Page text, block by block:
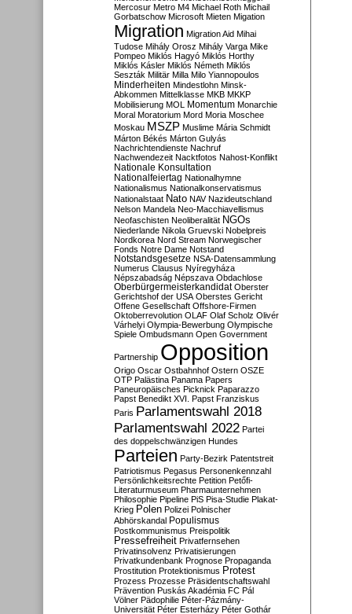
Mercosur Metro M4 Michael Roth Michail
Gorbatschow Microsoft Mieten Migation
Migration Migration Aid Mihai
Tudose Mihály Orosz Mihály Varga Mike
Pompeo Miklós Hagyó Miklós Horthy
Miklós Kásler Miklós Németh Miklós
Seszták Militär Milla Milo Yiannopoulos
Minderheiten Mindestlohn Minsk-
Abkommen Mittelklasse MKB MKKP
Mobilisierung MOL Momentum Monarchie
Moral Moratorium Mord Moria Moschee
Moskau MSZP Muslime Mária Schmidt
Márton Békés Márton Gulyás
Nachrichtendienste Nachruf
Nachwendezeit Nacktfotos Nahost-Konflikt
Nationale Konsultation
Nationalfeiertag Nationalhymne
Nationalismus Nationalkonservatismus
Nationalstaat Nato NAV Nazideutschland
Nelson Mandela Neo-Macchiavellismus
Neofaschisten Neoliberalität NGOs
Niederlande Nikola Gruevski Nobelpreis
Nordkorea Nord Stream Norwegischer
Fonds Notre Dame Notstand
Notstandsgesetze NSA-Datensammlung
Numerus Clausus Nyíregyháza
Népszabadság Népszava Obdachlose
Oberbürgermeisterkandidat Oberster
Gerichtshof der USA Oberstes Gericht
Offene Gesellschaft Offshore-Firmen
Oktoberrevolution OLAF Olaf Scholz Olivér
Várhelyi Olympia-Bewerbung Olympische
Spiele Ombudsmann Open Government
Partnership Opposition
Origo Oscar Ostbahnhof Ostern OSZE
OTP Palästina Panama Papers
Paneuropäisches Picknick Paparazzo
Papst Benedikt XVI. Papst Franziskus
Paris Parlamentswahl 2018
Parlamentswahl 2022 Partei
des doppelschwänzigen Hundes
Parteien Party-Bezirk Patentstreit
Patriotismus Pegasus Personenkennzahl
Persönlichkeitsrechte Petition Petőfi-
Literaturmuseum Pharmaunternehmen
Philosophie Pipeline PiS Pisa-Studie Plakat-
Krieg Polen Polizei Polnischer
Abhörskandal Populismus
Postkommunismus Preispolitik
Pressefreiheit Privatfernsehen
Privatinsolvenz Privatisierungen
Privatkundenbank Prognose Propaganda
Prostitution Protektionismus Protest
Prozess Prozesse Präsidentschaftswahl
Prävention Puskás Akadémia FC Pál
Völner Pädophilie Péter-Pázmány-
Universität Péter Esterházy Péter Gothár